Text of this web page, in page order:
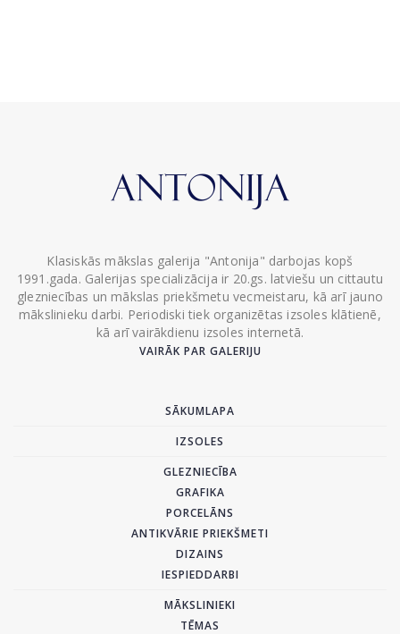
Klasiskās mākslas galerija "Antonija" darbojas kopš
1991.gada. Galerijas specializācija ir 20.gs. latviešu un cittautu
glezniecības un mākslas priekšmetu vecmeistaru, kā arī jauno
mākslinieku darbi. Periodiski tiek organizētas izsoles klātienē,
kā arī vairākdienu izsoles internetā.
VAIRĀK PAR GALERIJU
SĀKUMLAPA
IZSOLES
GLEZNIECĪBA
GRAFIKA
PORCELĀNS
ANTIKVĀRIE PRIEKŠMETI
DIZAINS
IESPIEDDARBI
MĀKSLINIEKI
TĒMAS